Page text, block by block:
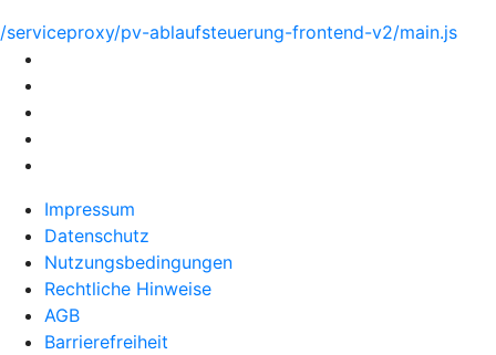
/serviceproxy/pv-ablaufsteuerung-frontend-v2/main.js
Impressum
Datenschutz
Nutzungsbedingungen
Rechtliche Hinweise
AGB
Barrierefreiheit